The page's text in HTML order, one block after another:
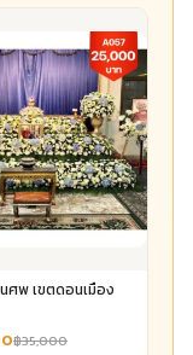
ศพ เขตดอนเมือง
฿35,000